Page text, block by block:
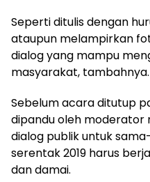
Seperti ditulis dengan
ataupun melampirkan
dialog yang mampu
masyarakat, tambahnya.
Sebelum acara ditutup
dipandu oleh
dialog publik untuk
serentak 2019 harus
dan damai.